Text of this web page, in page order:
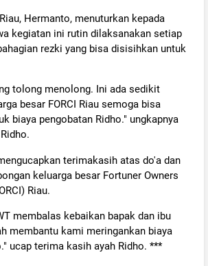
Hermanto, menuturkan kepada
kegiatan ini rutin dilaksanakan setiap
rezki yang bisa disisihkan untuk
tolong menolong. Ini ada sedikit
besar FORCI Riau semoga bisa
biaya pengobatan Ridho." ungkapnya
terimakasih atas do'a dan
keluarga besar Fortuner Owners
Riau.
membalas kebaikan bapak dan ibu
membantu kami meringankan biaya
ucap terima kasih ayah Ridho. ***